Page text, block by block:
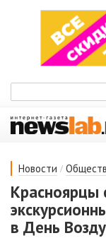
Новости /
Красноярцы
в День